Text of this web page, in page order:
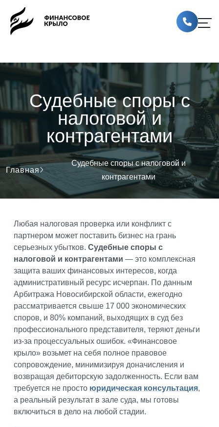
Судебные споры с
налоговой и
контрагентами
Главная
Судебные споры с налоговой и
контрагентами
Любая налоговая проверка или конфликт с
партнером может поставить бизнес на грань
серьезных убытков. Судебные споры с
налоговой и контрагентами — это комплексная
защита ваших финансовых интересов, когда
административный ресурс исчерпан. По данным
Арбитража Новосибирской области, ежегодно
рассматривается свыше 17 000 экономических
споров, и 80% компаний, выходящих в суд без
профессионального представителя, теряют деньги
из-за процессуальных ошибок. «Финансовое
крыло» возьмет на себя полное правовое
сопровождение, минимизируя доначисления и
возвращая дебиторскую задолженность. Если вам
требуется не просто юридическая консультация,
а реальный результат в зале суда, мы готовы
включиться в дело на любой стадии.